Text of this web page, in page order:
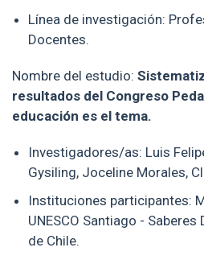
Línea de investigación:
Docentes.
Nombre del estudio:
resultados del Congreso
educación es el tema.
Investigadores/as: Luis
Gysiling, Joceline Morales,
Instituciones participantes:
UNESCO Santiago -
de Chile.